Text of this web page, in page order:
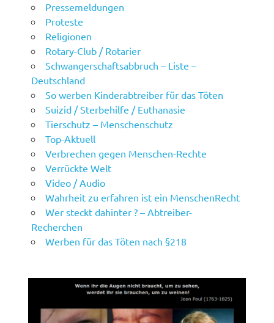
Pressemeldungen
Proteste
Religionen
Rotary-Club / Rotarier
Schwangerschaftsabbruch – Liste –
Deutschland
So werben Kinderabtreiber für das Töten
Suizid / Sterbehilfe / Euthanasie
Tierschutz – Menschenschutz
Top-Aktuell
Verbrechen gegen Menschen-Rechte
Verrückte Welt
Video / Audio
Wahrheit zu erfahren ist ein MenschenRecht
Wer steckt dahinter ? – Abtreiber-
Recherchen
Werben für das Töten nach §218